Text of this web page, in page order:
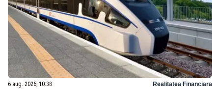
6 aug. 2026, 10:38 Realitatea Financiara